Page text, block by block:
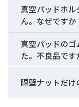
真空パッドホ
ん。なぜですか
真空パッドの
た。不良品です
隔壁ナットだけ